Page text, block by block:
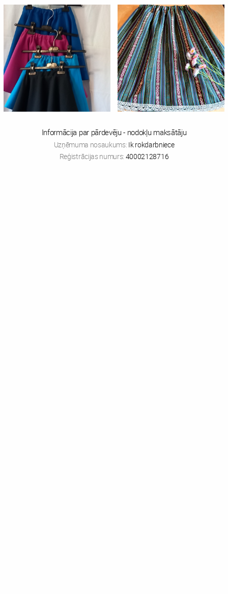
Informācija par pārdevēju - nodokļu maksātāju
Uzņēmuma nosaukums: Ik rokdarbniece
Reģistrācijas numurs: 40002128716